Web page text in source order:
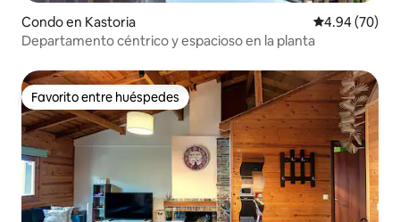
Condo en Kastoria Calificación
4.94 (70)
Departamento céntrico y espacioso en la planta
Favorito entre huéspedes
Favorito entre huéspedes